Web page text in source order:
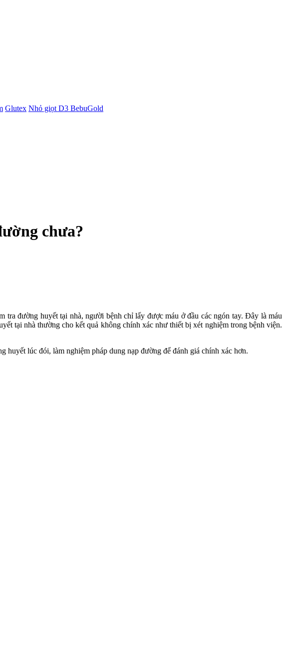
Glutex Nhỏ giọt D3 BebuGold
chưa?
đường huyết tại nhà, người bệnh chỉ lấy được máu ở đầu các ngón tay. Đây là máu
tại nhà thường cho kết quả không chính xác như thiết bị xét nghiệm trong bệnh viện.
huyết lúc đói, làm nghiệm pháp dung nạp đường để đánh giá chính xác hơn.